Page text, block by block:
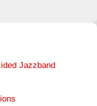
Jazzband